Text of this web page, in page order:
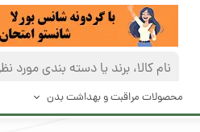
محصولات مراقبت و بهداشت بدن